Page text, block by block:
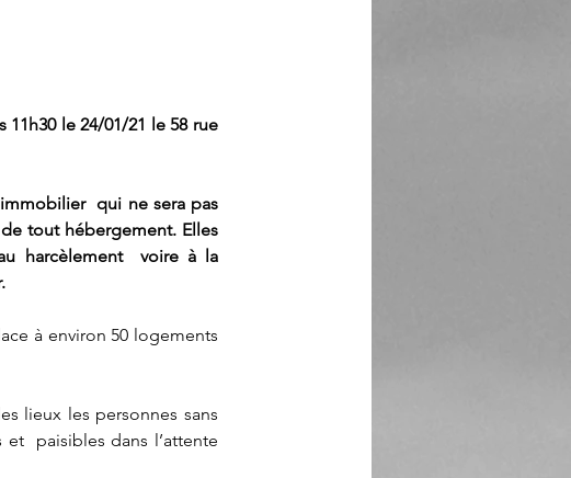
11h30 le 24/01/21 le 58 rue
qui ne sera pas
tout hébergement. Elles
harcèlement  voire à la
à environ 50 logements
lieux les personnes sans
paisibles dans l’attente